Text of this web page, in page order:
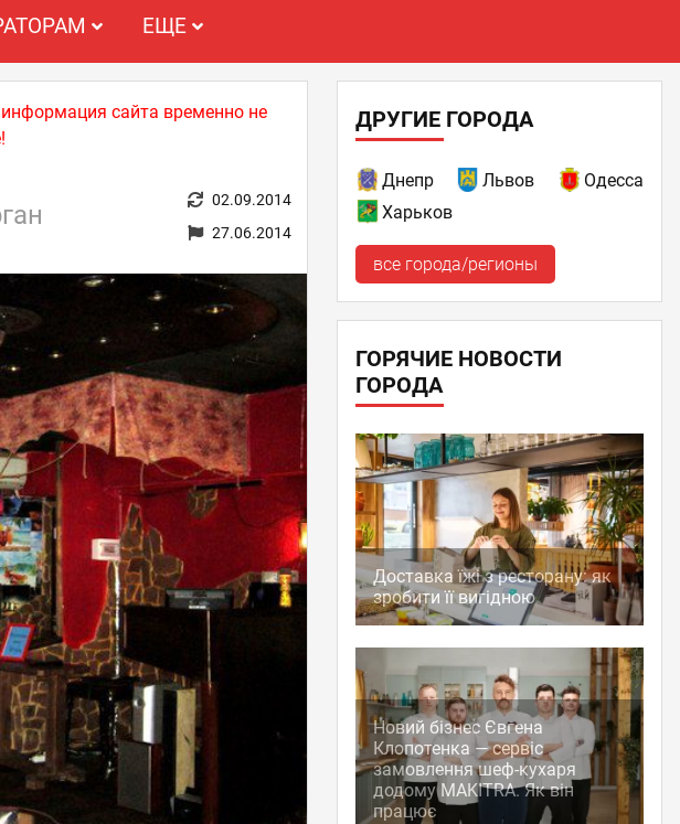
ЕЩЕ
сайта временно не
02.09.2014
27.06.2014
ДРУГИЕ ГОРОДА
Днепр Львов
Одесса
Харьков
все города/регионы
ГОРЯЧИЕ НОВОСТИ
ГОРОДА
Доставка їжі з ресторану: як
зробити її вигідною
Новий бізнес Євгена
Клопотенка — сервіс
замовлення шеф-кухаря
додому MAKITRA. Як він
працює